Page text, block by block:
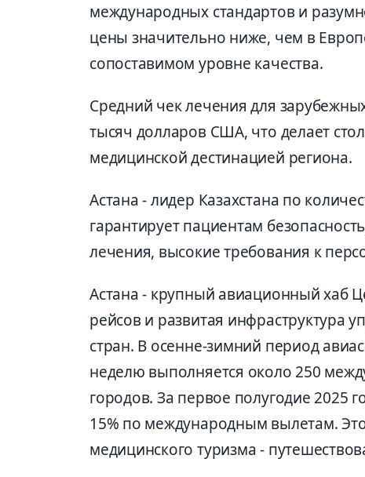
международных стандартов и
цены значительно ниже, чем в
сопоставимом уровне качества.
Средний чек лечения для
тысяч долларов США, что делает
медицинской дестинацией региона.
Астана - лидер Казахстана по
гарантирует пациентам
лечения, высокие требования к
Астана - крупный авиационный хаб
рейсов и развитая инфраструктура
стран. В осенне-зимний период
неделю выполняется около 250
городов. За первое полугодие 2025
15% по международным вылетам.
медицинского туризма -